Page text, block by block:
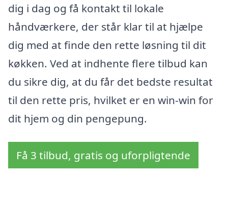
dig i dag og få kontakt til lokale
håndværkere, der står klar til at hjælpe
dig med at finde den rette løsning til dit
køkken. Ved at indhente flere tilbud kan
du sikre dig, at du får det bedste resultat
til den rette pris, hvilket er en win-win for
dit hjem og din pengepung.
Få 3 tilbud, gratis og uforpligtende